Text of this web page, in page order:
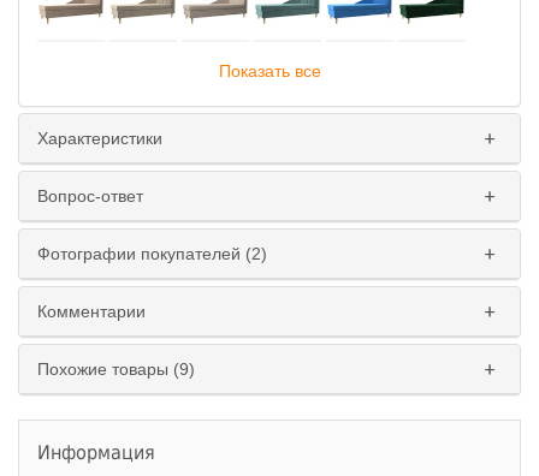
левое правое
Показать все
Характеристики
Вопрос-ответ
Фотографии покупателей (2)
Комментарии
Похожие товары (9)
Информация